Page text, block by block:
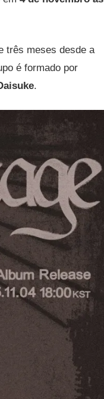
três meses desde a
é formado por
.